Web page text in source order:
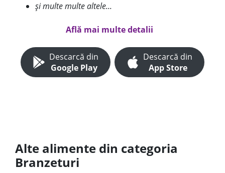
și multe multe altele...
Află mai multe detalii
Descarcă din
Google Play
Descarcă din
App Store
Alte alimente din categoria
Branzeturi